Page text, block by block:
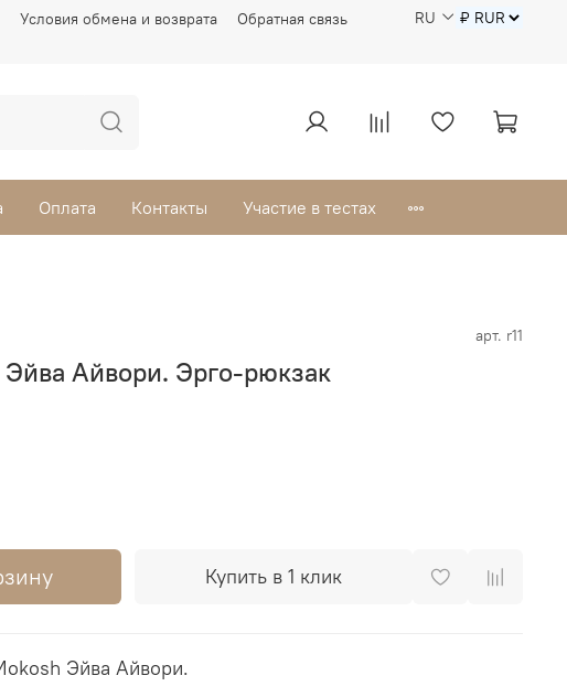
Условия обмена и возврата Обратная связь RU
Оплата Контакты Участие в тестах
арт. r11
Айвори. Эрго-рюкзак
Купить в 1 клик
Эйва Айвори.